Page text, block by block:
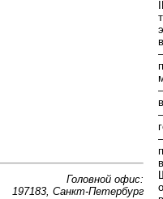
Головной офис:
197183, Санкт-Петербург